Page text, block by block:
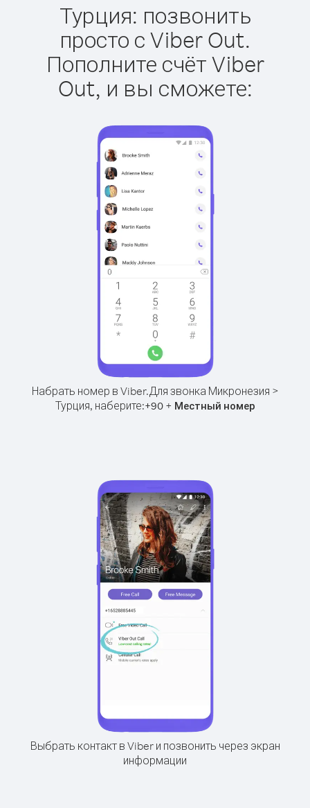
Турция: позвонить
просто с Viber Out.
Пополните счёт Viber
Out, и вы сможете:
Набрать номер в Viber.Для звонка Микронезия >
Турция, наберите:+90+ Местный номер
Выбрать контакт в Viber и позвонить через экран
информации